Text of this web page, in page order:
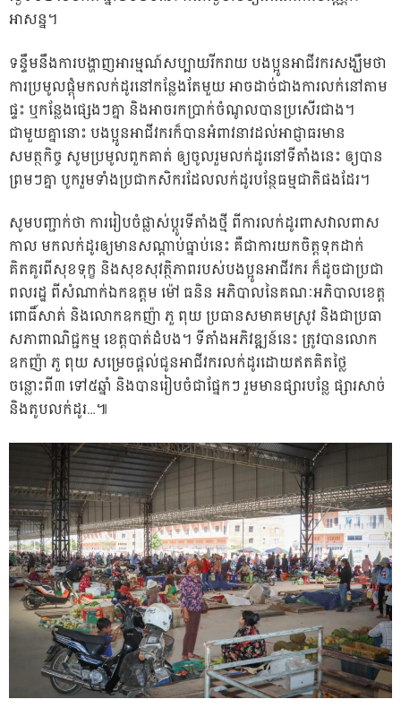
អាសន្ន។
ទន្ទឹមនឹងការបង្ហាញអារម្មណ៍សប្បាយរីករាយ បងប្អូនអាជីវករសង្ឃឹមថា
ការប្រមូលផ្តុំមកលក់ដូរនៅកន្លែងតែមួយ អាចដាច់ជាងការលក់នៅតាម
ផ្ទះ ឬកន្លែងផ្សេងៗគ្នា និងអាចរកប្រាក់ចំណូលបានប្រសើរជាង។
ជាមួយគ្នានោះ បងប្អូនអាជីវករក៏បានអំពាវនាវដល់អាជ្ញាធរមាន
សមត្ថកិច្ច សូមប្រមូលពួកគាត់ ឲ្យចូលរួមលក់ដូរនៅទីតាំងនេះ ឲ្យបាន
ព្រមៗគ្នា បូករួមទាំងប្រជាកសិករដែលលក់ដូរបន្ថែធម្មជាតិផងដែរ។
សូមបញ្ជាក់ថា ការរៀបចំផ្លាស់ប្តូរទីតាំងថ្មី ពីការលក់ដូរពាសវាលពាស
កាល មកលក់ដូរឲ្យមានសណ្តាប់ធ្នាប់នេះ គឺជាការយកចិត្តទុកដាក់
គិតគូរពីសុខទុក្ខ និងសុខសុវត្ថិភាពរបស់បងប្អូនអាជីវករ ក៏ដូចជាប្រជា
ពលរដ្ឋ ពីសំណាក់ឯកឧត្តម ម៉ៅ ធនិន អភិបាលនៃគណៈអភិបាលខេត្ត
ពោធិ៍សាត់ និងលោកឧកញ៉ា ភួ ពុយ ប្រធានសមាគមស្រូវ និងជាប្រធា
សភាពាណិជ្ជកម្ម ខេត្តបាត់ដំបង។ ទីតាំងអភិវឌ្ឍន៍នេះ ត្រូវបានលោក
ឧកញ៉ា ភួ ពុយ សម្រេចផ្តល់ជូនអាជីវករលក់ដូរដោយឥតគិតថ្លៃ
ចន្លោះពី៣ ទៅ៥ឆ្នាំ និងបានរៀបចំជាផ្នែកៗ រួមមានផ្សារបន្លែ ផ្សារសាច់
និងតូបលក់ដូរ…៕